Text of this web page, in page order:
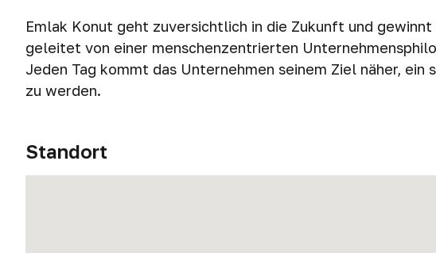
Emlak Konut geht zuversichtlich in die Zukunft und gewinnt
geleitet von einer menschenzentrierten
Jeden Tag kommt das Unternehmen seinem Ziel näher,
zu werden.
Standort